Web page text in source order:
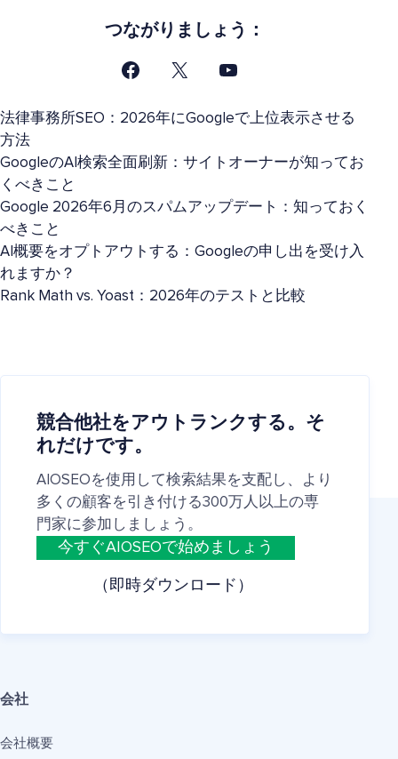
つながりましょう：
法律事務所SEO：2026年にGoogleで上位表示させる
方法
GoogleのAI検索全面刷新：サイトオーナーが知ってお
くべきこと
Google 2026年6月のスパムアップデート：知っておく
べきこと
AI概要をオプトアウトする：Googleの申し出を受け入
れますか？
Rank Math vs. Yoast：2026年のテストと比較
競合他社をアウトランクする。そ
れだけです。
AIOSEOを使用して検索結果を支配し、より
多くの顧客を引き付ける300万人以上の専
門家に参加しましょう。
今すぐAIOSEOで始めましょう
（即時ダウンロード）
会社
会社概要